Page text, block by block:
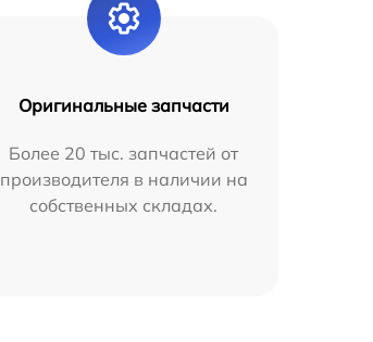
Оригинальные запчасти
Более 20 тыс. запчастей от
производителя в наличии на
собственных складах.